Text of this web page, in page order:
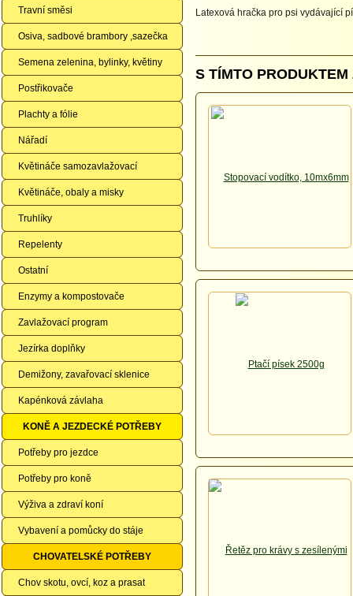
Travní směsi
Osiva, sadbové brambory ,sazečka
Semena zelenina, bylinky, květiny
Postřikovače
Plachty a fólie
Nářadí
Květináče samozavlažovací
Květináče, obaly a misky
Truhlíky
Repelenty
Ostatní
Enzymy a kompostovače
Zavlažovací program
Jezírka doplňky
Demižony, zavařovací sklenice
Kapénková závlaha
KONĚ A JEZDECKÉ POTŘEBY
Potřeby pro jezdce
Potřeby pro koně
Výživa a zdraví koní
Vybavení a pomůcky do stáje
CHOVATELSKÉ POTŘEBY
Chov skotu, ovcí, koz a prasat
Latexová hračka pro psi vydávající
S TÍMTO